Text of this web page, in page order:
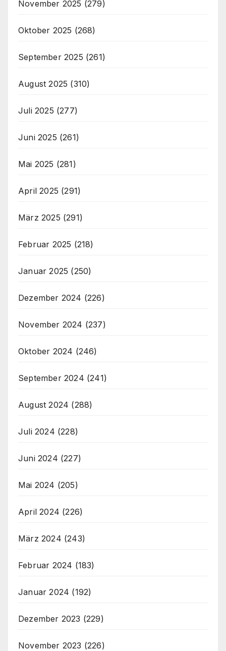
November 2025 (279)
Oktober 2025 (268)
September 2025 (261)
August 2025 (310)
Juli 2025 (277)
Juni 2025 (261)
Mai 2025 (281)
April 2025 (291)
März 2025 (291)
Februar 2025 (218)
Januar 2025 (250)
Dezember 2024 (226)
November 2024 (237)
Oktober 2024 (246)
September 2024 (241)
August 2024 (288)
Juli 2024 (228)
Juni 2024 (227)
Mai 2024 (205)
April 2024 (226)
März 2024 (243)
Februar 2024 (183)
Januar 2024 (192)
Dezember 2023 (229)
November 2023 (226)